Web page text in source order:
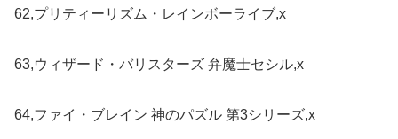
62,プリティーリズム・レインボーライブ,x
63,ウィザード・バリスターズ 弁魔士セシル,x
64,ファイ・ブレイン 神のパズル 第3シリーズ,x